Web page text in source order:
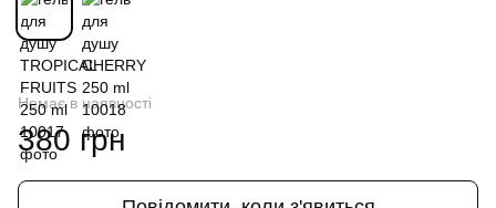
Немає в наявності
380 грн